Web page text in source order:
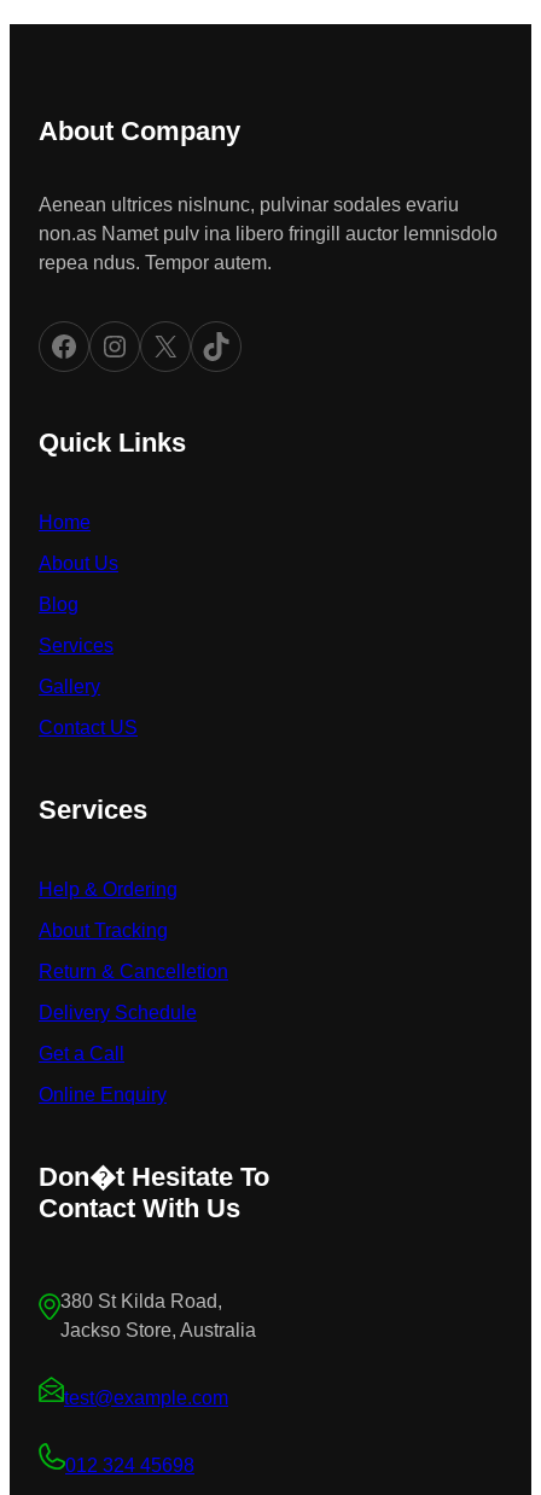
About Company
Aenean ultrices nislnunc, pulvinar sodales evariu
non.as Namet pulv ina libero fringill auctor lemnisdolo
repea ndus. Tempor autem.
Facebook Instagram X TikTok
Quick Links
Home
About Us
Blog
Services
Gallery
Contact US
Services
Help & Ordering
About Tracking
Return & Cancelletion
Delivery Schedule
Get a Call
Online Enquiry
Don�t Hesitate To
Contact With Us
380 St Kilda Road,
Jackso Store, Australia
test@example.com
012 324 45698